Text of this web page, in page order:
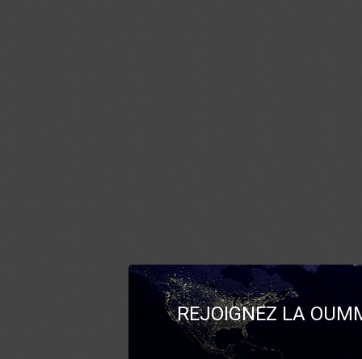
REJOIGNEZ LA